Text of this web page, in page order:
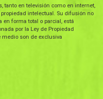
tanto en televisión como en internet,
intelectual. Su difusión no
en forma total o parcial, está
por la Ley de Propiedad
medio son de exclusiva